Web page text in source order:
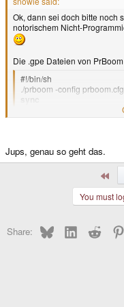
Ok, dann sei doch bitte noch
notorischem Nicht-
Die .gpe Dateien von
#!/bin/sh
./prboom -config
./gp2xmenu
Ist das dann schon die
Jups, genau so geht das.
You must
Share: BlueskyLinkedInReddit